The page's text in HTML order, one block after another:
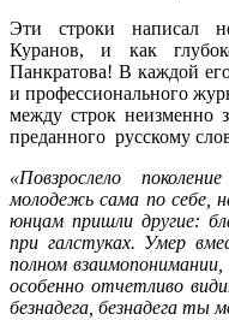
Эти строки написал
Куранов, и как
Панкратова! В каждой
и профессионального
между строк неизменно
преданного русскому
«Повзрослело
молодежь сама по себе,
юнцам пришли другие:
при галстуках. Умер
полном
особенно отчетливо
безнадега, безнадега ты